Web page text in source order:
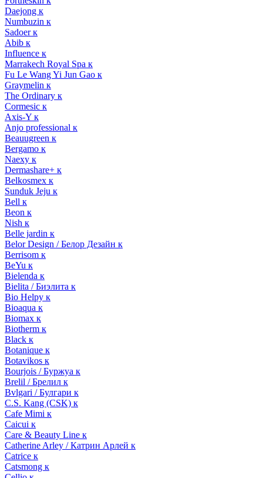
Daejong к
Numbuzin к
Sadoer к
Abib к
Influence к
Marrakech Royal Spa к
Fu Le Wang Yi Jun Gao к
Graymelin к
The Ordinary к
Cormesic к
Axis-Y к
Anjo professional к
Beauugreen к
Bergamo к
Naexy к
Dermashare+ к
Belkosmex к
Sunduk Jeju к
Bell к
Beon к
Nish к
Belle jardin к
Belor Design / Белор Дезайн к
Berrisom к
BeYu к
Bielenda к
Bielita / Биэлита к
Bio Helpy к
Bioaqua к
Biomax к
Biotherm к
Black к
Botanique к
Botavikos к
Bourjois / Буржуа к
Brelil / Брелил к
Bvlgari / Булгари к
C.S. Kang (CSK) к
Cafe Mimi к
Caicui к
Care & Beauty Line к
Catherine Arley / Катрин Арлей к
Catrice к
Catsmong к